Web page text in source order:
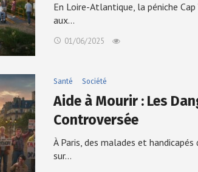
En Loire-Atlantique, la péniche
aux…
01/06/2025
Santé Société
Aide à Mourir : Les
Controversée
À Paris, des malades et
sur…